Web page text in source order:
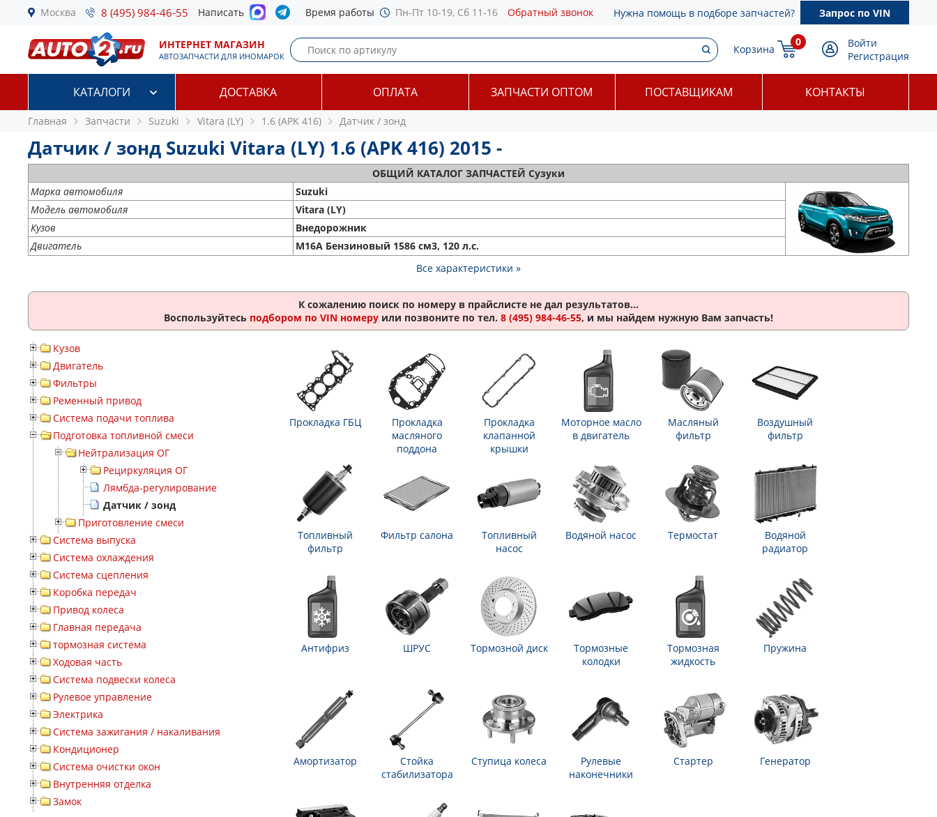
Москва 8 (495) 984-46-55 Написать Время работы Пн-Пт 10-19, Сб 11-16 Обратный звонок Нужна помощь в подборе запчастей? Запрос по VIN
ИНТЕРНЕТ МАГАЗИН
АВТОЗАПЧАСТИ ДЛЯ ИНОМАРОК
Корзина
0
Войти
Регистрация
КАТАЛОГИ ДОСТАВКА ОПЛАТА ЗАПЧАСТИ ОПТОМ ПОСТАВЩИКАМ КОНТАКТЫ
Главная Запчасти Suzuki Vitara (LY) 1.6 (APK 416) Датчик / зонд
Датчик / зонд Suzuki Vitara (LY) 1.6 (APK 416) 2015 -
ОБЩИЙ КАТАЛОГ ЗАПЧАСТЕЙ Сузуки
Марка автомобиля
Suzuki
Модель автомобиля
Vitara (LY)
Кузов
Внедорожник
Двигатель
M16A Бензиновый 1586 см3, 120 л.с.
Все характеристики »
К сожалению поиск по номеру в прайслисте не дал результатов...
Воспользуйтесь подбором по VIN номеру или позвоните по тел. 8 (495) 984-46-55, и мы найдем нужную Вам запчасть!
Кузов
Двигатель
Фильтры
Ременный привод
Система подачи топлива
Подготовка топливной смеси
Нейтрализация ОГ
Рециркуляция ОГ
Лямбда-регулирование
Датчик / зонд
Приготовление смеси
Система выпуска
Система охлаждения
Система сцепления
Коробка передач
Привод колеса
Главная передача
тормозная система
Ходовая часть
Система подвески колеса
Рулевое управление
Электрика
Система зажигания / накаливания
Кондиционер
Система очистки окон
Внутренняя отделка
Замок
Прокладка ГБЦ
Прокладка
масляного
поддона
Прокладка
клапанной
крышки
Моторное масло
в двигатель
Масляный
фильтр
Воздушный
фильтр
Топливный
фильтр
Фильтр салона
Топливный
насос
Водяной насос Термостат
Водяной
радиатор
Антифриз ШРУС Тормозной диск
Тормозные
колодки
Тормозная
жидкость
Пружина
Амортизатор
Стойка
стабилизатора
Ступица колеса
Рулевые
наконечники
Стартер Генератор